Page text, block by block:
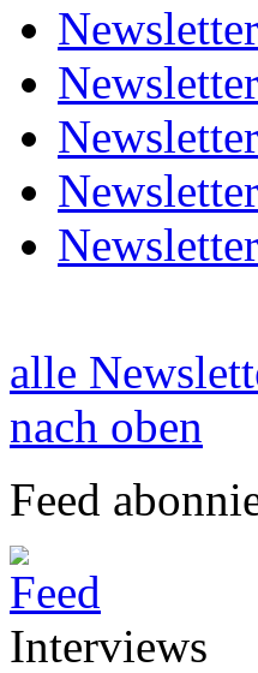
alle
nach oben
Feed
Interviews